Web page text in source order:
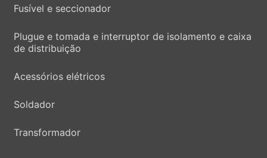
Fusível e seccionador
Plugue e tomada e interruptor de isolamento e caixa
de distribuição
Acessórios elétricos
Soldador
Transformador